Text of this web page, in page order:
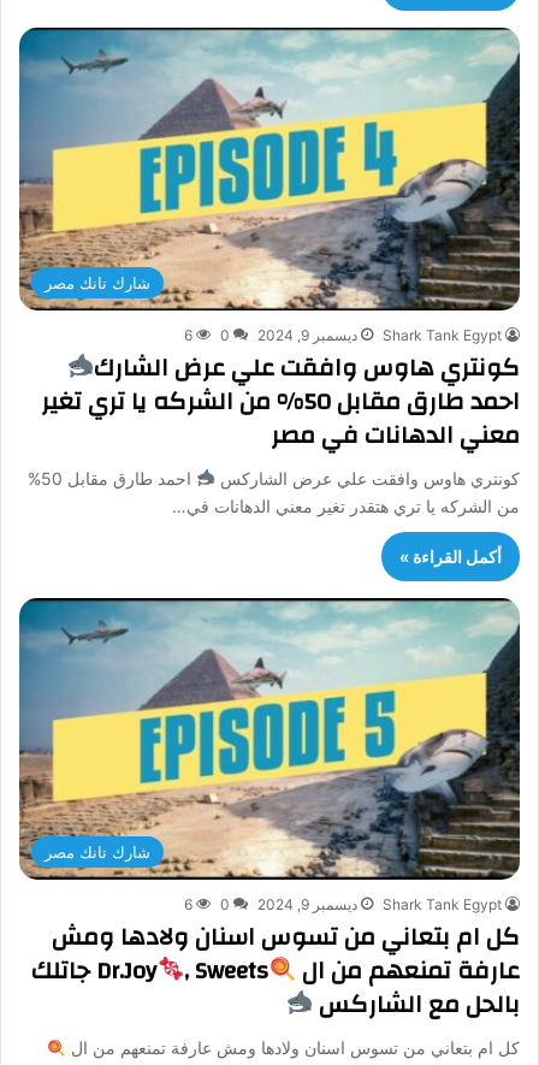
شارك تانك مصر
Shark Tank Egypt ديسمبر 9, 2024 0
6
كونتري هاوس وافقت علي عرض الشارك
احمد طارق مقابل 50% من الشركه يا تري تغير
معني الدهانات في مصر
كونتري هاوس وافقت علي عرض الشاركس
احمد طارق مقابل 50%
من الشركه يا تري هتقدر تغير معني الدهانات في…
أكمل القراءة »
شارك تانك مصر
Shark Tank Egypt ديسمبر 9, 2024 0
6
كل ام بتعاني من تسوس اسنان ولادها ومش
عارفة تمنعهم من ال Dr.Joy, Sweets جاتلك
بالحل مع الشاركس
كل ام بتعاني من تسوس اسنان ولادها ومش عارفة تمنعهم من ال